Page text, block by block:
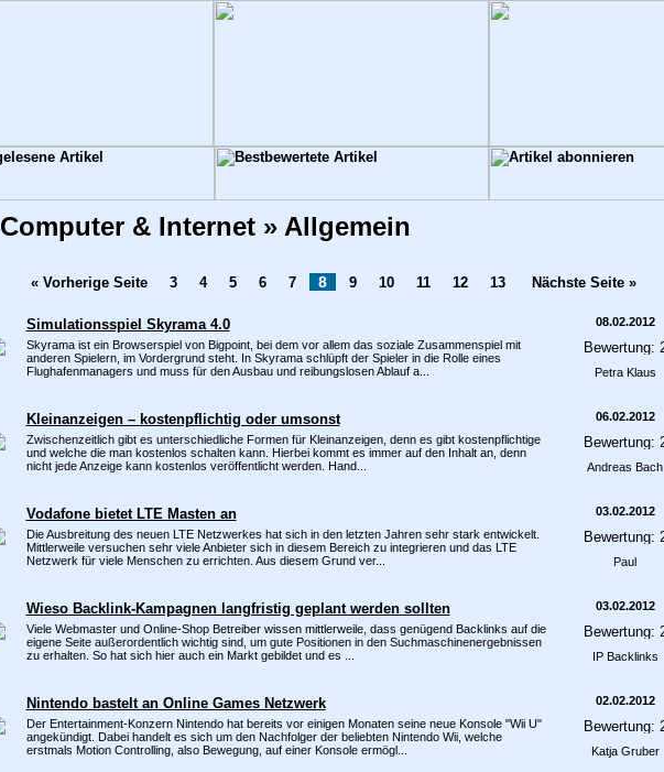
Computer & Internet » Allgemein
« Vorherige Seite 3 4 5 6 7 8 9 10 11 12 13 Nächste Seite »
Simulationsspiel Skyrama 4.0
Skyrama ist ein Browserspiel von Bigpoint, bei dem vor allem das soziale Zusammenspiel mit
anderen Spielern, im Vordergrund steht. In Skyrama schlüpft der Spieler in die Rolle eines
Flughafenmanagers und muss für den Ausbau und reibungslosen Ablauf a...
08.02.2012
Petra Klaus
Kleinanzeigen – kostenpflichtig oder umsonst
Zwischenzeitlich gibt es unterschiedliche Formen für Kleinanzeigen, denn es gibt kostenpflichtige
und welche die man kostenlos schalten kann. Hierbei kommt es immer auf den Inhalt an, denn
nicht jede Anzeige kann kostenlos veröffentlicht werden. Hand...
06.02.2012
Andreas Bach
Vodafone bietet LTE Masten an
Die Ausbreitung des neuen LTE Netzwerkes hat sich in den letzten Jahren sehr stark entwickelt.
Mittlerweile versuchen sehr viele Anbieter sich in diesem Bereich zu integrieren und das LTE
Netzwerk für viele Menschen zu errichten. Aus diesem Grund ver...
03.02.2012
Paul
Wieso Backlink-Kampagnen langfristig geplant werden sollten
Viele Webmaster und Online-Shop Betreiber wissen mittlerweile, dass genügend Backlinks auf die
eigene Seite außerordentlich wichtig sind, um gute Positionen in den Suchmaschinenergebnissen
zu erhalten. So hat sich hier auch ein Markt gebildet und es ...
03.02.2012
IP Backlinks
Nintendo bastelt an Online Games Netzwerk
Der Entertainment-Konzern Nintendo hat bereits vor einigen Monaten seine neue Konsole "Wii U"
angekündigt. Dabei handelt es sich um den Nachfolger der beliebten Nintendo Wii, welche
erstmals Motion Controlling, also Bewegung, auf einer Konsole ermögl...
02.02.2012
Katja Gruber